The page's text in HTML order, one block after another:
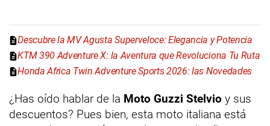
Descubre la MV Agusta Superveloce: Elegancia y Potencia
KTM 390 Adventure X: la Aventura que Revoluciona Tu Ruta
Honda Africa Twin Adventure Sports 2026: las Novedades
¿Has oído hablar de la Moto Guzzi Stelvio y sus
descuentos? Pues bien, esta moto italiana está